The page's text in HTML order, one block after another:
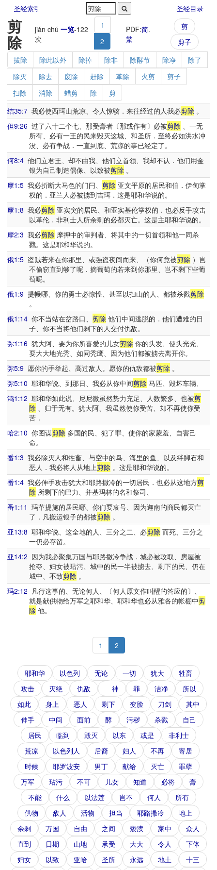
圣经索引 圣经目录
剪
除
jiǎn chú 一览-122
次
1
2
PDF:简.
繁
剪
剪子
拔除
除此以外 除掉 除非 除酵节 除净
除了
除灭
除去 废除 赶除 革除 火剪
剪子
扫除
消除 蜡剪 除
剪
结35:7 我必使西珥山荒凉、令人惊骇．来往经过的人我必剪除 。
但9:26 过了六十二个七、那受膏者〔那或作有〕必被剪除 、一无
所有、必有一王的民来毁灭这城、和圣所．至终必如洪水冲
没、必有争战．一直到底、荒凉的事已经定了。
何8:4 他们立君王、却不由我、他们立首领、我却不认．他们用金
银为自己制造偶像、以致被剪除 。
摩1:5 我必折断大马色的门闩、 剪除 亚文平原的居民和伯．伊甸掌
权的．亚兰人必被掳到吉珥．这是耶和华说的。
摩1:8 我必剪除 亚实突的居民、和亚实基伦掌权的．也必反手攻击
以革伦．非利士人所余剩的必都灭亡。这是主耶和华说的。
摩2:3 我必剪除 摩押中的审判者、将其中的一切首领和他一同杀
戮。这是耶和华说的。
俄1:5 盗贼若来在你那里、或强盗夜间而来、（你何竟被剪除 ）岂
不偷窃直到够了呢．摘葡萄的若来到你那里、岂不剩下些葡
萄呢。
俄1:9 提幔哪、你的勇士必惊惶、甚至以扫山的人、都被杀戮剪除
。
俄1:14 你不当站在岔路口、 剪除 他们中间逃脱的．他们遭难的日
子、你不当将他们剩下的人交付仇敌。
弥1:16 犹大阿、要为你所喜爱的儿女剪除 你的头发、使头光秃、
要大大地光秃、如同秃鹰、因为他们都被掳去离开你。
弥5:9 愿你的手举起、高过敌人。愿你的仇敌都被剪除 。
弥5:10 耶和华说、到那日、我必从你中间剪除 马匹、毁坏车辆、
鸿1:12 耶和华如此说、尼尼微虽然势力充足、人数繁多、也被剪
除 、归于无有。犹大阿、我虽然使你受苦、却不再使你受
苦．
哈2:10 你图谋剪除 多国的民、犯了罪、使你的家蒙羞、自害己
命。
番1:3 我必除灭人和牲畜、与空中的鸟、海里的鱼、以及绊脚石和
恶人．我必将人从地上剪除 。这是耶和华说的。
番1:4 我必伸手攻击犹大和耶路撒冷的一切居民．也必从这地方剪
除 所剩下的巴力、并基玛林的名和祭司、
番1:11 玛革提施的居民哪、你们要哀号、因为迦南的商民都灭亡
了．凡搬运银子的都被剪除 。
亚13:8 耶和华说、这全地的人、三分之二、必剪除 而死、三分之
一仍必存留。
亚14:2 因为我必聚集万国与耶路撒冷争战．城必被攻取、房屋被
抢夺、妇女被玷污、城中的民一半被掳去、剩下的民、仍在
城中、不致剪除 。
玛2:12 凡行这事的、无论何人、〔何人原文作叫醒的答应的〕、
就是献供物给万军之耶和华、耶和华也必从雅各的帐棚中剪
除 他。
1 2
耶和华 以色列 无论 一切 犹大
牲畜
攻击
灭绝 仇敌 神 罪 洁净
所以
如此
身上 恶人 剩下 变脸 刀剑
其中
伸手
中间 面前 酵 污秽 杀戮
自己
居民
临到 毁灭 以东 或是
非利士
荒凉
以色列人 后裔 妇人 不再
寄居
时候
耶罗波安 男丁 献给 灭亡
罪孽
万军
玷污 不可 儿女 知道 必将
膏
不能
什么 以法莲 岂不 何人
所有
供物
敌人 活物 担当 耶路撒冷
地上
余剩
万国 自由 之间 亵渎 家中
众人
直到
日期 山地 承受 大大 令人
下体
妇女
以致 亚哈 圣所 永远 地土 十三